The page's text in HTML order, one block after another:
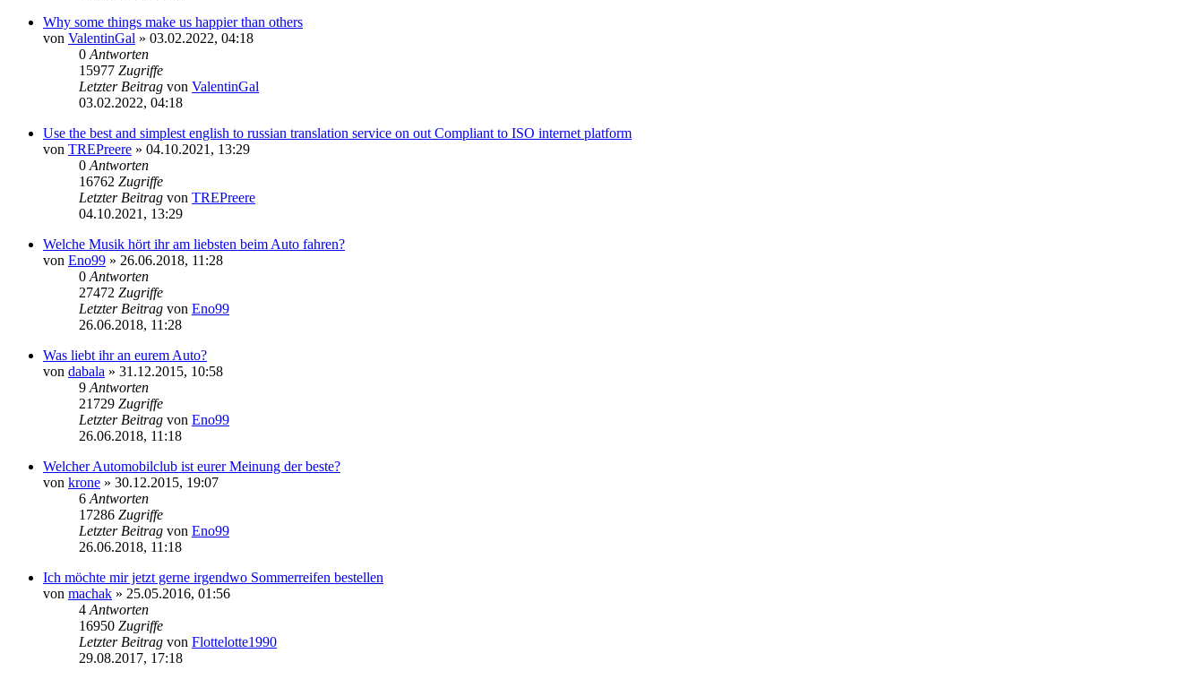
Why some things make us happier than others
von ValentinGal » 03.02.2022, 04:18
0 Antworten
15977 Zugriffe
Letzter Beitrag von ValentinGal
03.02.2022, 04:18
Use the best and simplest english to russian translation service on out Compliant to ISO internet platform
von TREPreere » 04.10.2021, 13:29
0 Antworten
16762 Zugriffe
Letzter Beitrag von TREPreere
04.10.2021, 13:29
Welche Musik hört ihr am liebsten beim Auto fahren?
von Eno99 » 26.06.2018, 11:28
0 Antworten
27472 Zugriffe
Letzter Beitrag von Eno99
26.06.2018, 11:28
Was liebt ihr an eurem Auto?
von dabala » 31.12.2015, 10:58
9 Antworten
21729 Zugriffe
Letzter Beitrag von Eno99
26.06.2018, 11:18
Welcher Automobilclub ist eurer Meinung der beste?
von krone » 30.12.2015, 19:07
6 Antworten
17286 Zugriffe
Letzter Beitrag von Eno99
26.06.2018, 11:18
Ich möchte mir jetzt gerne irgendwo Sommerreifen bestellen
von machak » 25.05.2016, 01:56
4 Antworten
16950 Zugriffe
Letzter Beitrag von Flottelotte1990
29.08.2017, 17:18